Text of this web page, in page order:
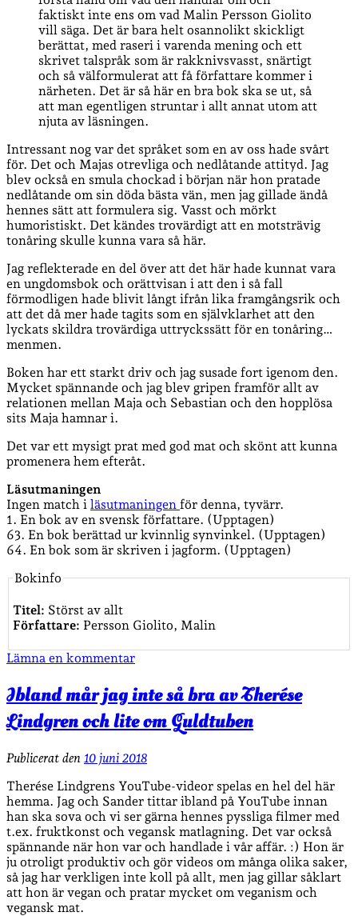
faktiskt inte ens om vad Malin Persson Giolito
vill säga. Det är bara helt osannolikt skickligt
berättat, med raseri i varenda mening och ett
skrivet talspråk som är rakknivsvasst, snärtigt
och så välformulerat att få författare kommer i
närheten. Det är så här en bra bok ska se ut, så
att man egentligen struntar i allt annat utom att
njuta av läsningen.
Intressant nog var det språket som en av oss hade svårt
för. Det och Majas otrevliga och nedlåtande attityd. Jag
blev också en smula chockad i början när hon pratade
nedlåtande om sin döda bästa vän, men jag gillade ändå
hennes sätt att formulera sig. Vasst och mörkt
humoristiskt. Det kändes trovärdigt att en motsträvig
tonåring skulle kunna vara så här.
Jag reflekterade en del över att det här hade kunnat vara
en ungdomsbok och orättvisan i att den i så fall
förmodligen hade blivit långt ifrån lika framgångsrik och
att det då mer hade tagits som en självklarhet att den
lyckats skildra trovärdiga uttryckssätt för en tonåring…
menmen.
Boken har ett starkt driv och jag susade fort igenom den.
Mycket spännande och jag blev gripen framför allt av
relationen mellan Maja och Sebastian och den hopplösa
sits Maja hamnar i.
Det var ett mysigt prat med god mat och skönt att kunna
promenera hem efteråt.
Läsutmaningen
Ingen match i läsutmaningen för denna, tyvärr.
1. En bok av en svensk författare. (Upptagen)
63. En bok berättad ur kvinnlig synvinkel. (Upptagen)
64. En bok som är skriven i jagform. (Upptagen)
Bokinfo
Titel: Störst av allt
Författare: Persson Giolito, Malin
Lämna en kommentar
Ibland mår jag inte så bra av Therése
Lindgren och lite om Guldtuben
Publicerat den 10 juni 2018
Therése Lindgrens YouTube-videor spelas en hel del här
hemma. Jag och Sander tittar ibland på YouTube innan
han ska sova och vi ser gärna hennes pyssliga filmer med
t.ex. fruktkonst och vegansk matlagning. Det var också
spännande när hon var och handlade i vår affär. :) Hon är
ju otroligt produktiv och gör videos om många olika saker,
så jag har verkligen inte koll på allt, men jag gillar såklart
att hon är vegan och pratar mycket om veganism och
vegansk mat.